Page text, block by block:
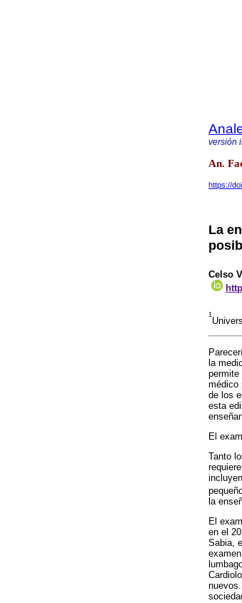
versión
An.
https://
La
Celso
1
la
permite
médico
de los
esta
El
Tanto
la
El
en el
Sabia,